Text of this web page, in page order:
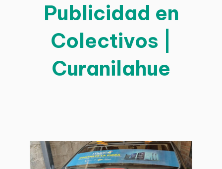
Publicidad en
Colectivos |
Curanilahue